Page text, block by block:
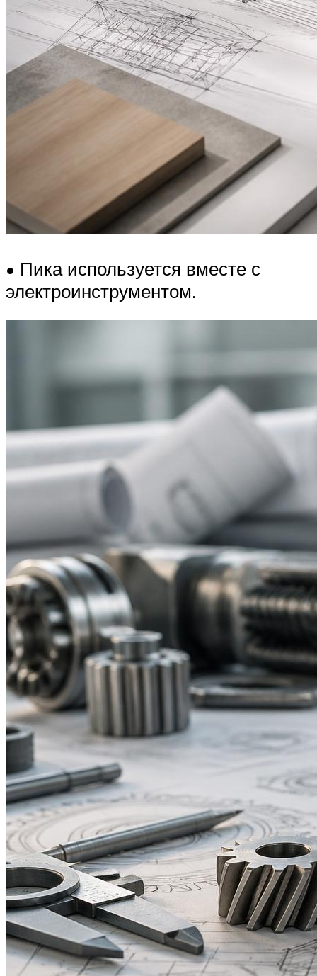
• Пика используется вместе с
электроинструментом.